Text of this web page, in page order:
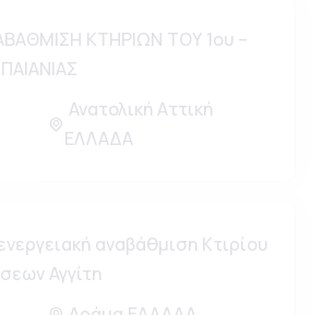
ΚΤΗΡΙΩΝ ΤΟΥ 1ου –
Ανατολική Αττική
ΕΛΛΑΔΑ
αναβάθμιση Κτιρίου
Αγγίτη